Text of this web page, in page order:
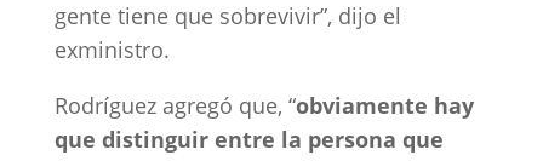
gente tiene que sobrevivir”, dijo el
exministro.
Rodríguez agregó que, “obviamente hay
que distinguir entre la persona que